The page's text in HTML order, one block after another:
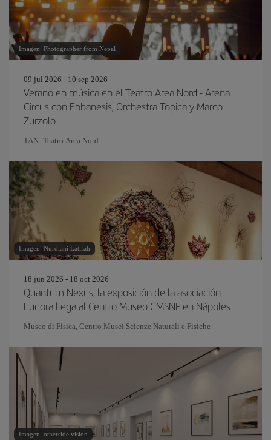
Imagen: Photographer from Nepal
09 jul 2026 - 10 sep 2026
Verano en música en el Teatro Area Nord - Arena
Circus con Ebbanesis, Orchestra Topica y Marco
Zurzolo
TAN- Teatro Area Nord
Imagen: Nurdiani Latifah
18 jun 2026 - 18 oct 2026
Quantum Nexus, la exposición de la asociación
Eudora llega al Centro Museo CMSNF en Nápoles
Museo di Fisica, Centro Musei Scienze Naturali e Fisiche
Imagen: otherside vision